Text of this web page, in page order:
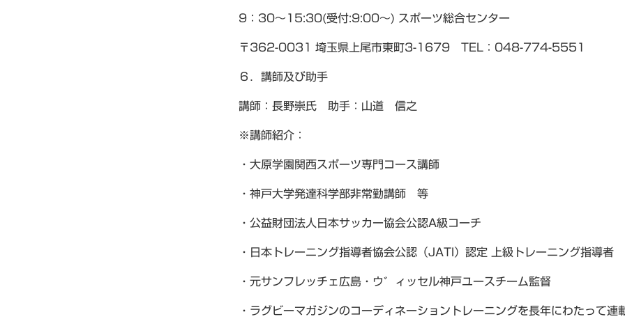
9：30〜15:30(受付:9:00〜) スポーツ総合センター
〒362-0031 埼玉県上尾市東町3-1679 TEL：048-774-5551
６．講師及び助手
講師：長野崇氏 助手：山道 信之
※講師紹介：
・大原学園関西スポーツ専門コース講師
・神戸大学発達科学部非常勤講師 等
・公益財団法人日本サッカー協会公認A級コーチ
・日本トレーニング指導者協会公認（JATI）認定 上級トレーニング指導者
・元サンフレッチェ広島・ウ゛ィッセル神戸ユースチーム監督
・ラグビーマガジンのコーディネーショントレーニングを長年にわたって連